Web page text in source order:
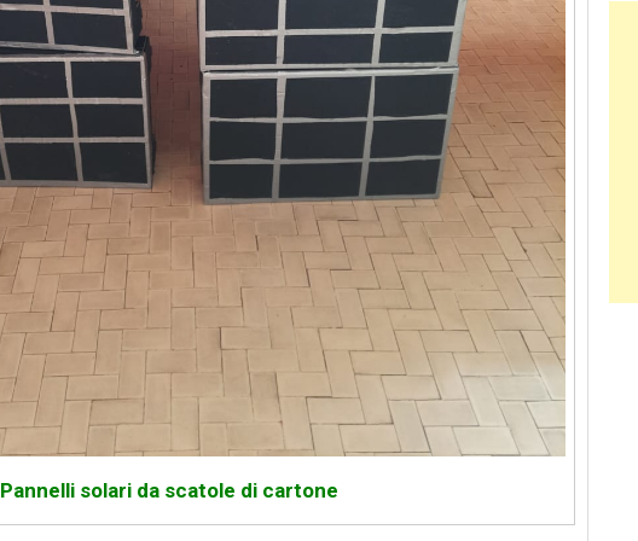
Pannelli solari da scatole di cartone